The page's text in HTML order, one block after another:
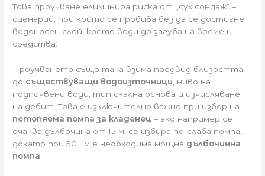
Това проучване елиминира риска от „сух сондаж“ –
сценарий, при който се пробива без да се достигне
водоносен слой, което води до загуба на време и
средства.
Проучването също така взима предвид близостта
до съществуващи водоизточници, ниво на
подпочвени води, тип скална основа и изчисляване
на дебит. Това е изключително важно при избор на
потопяема помпа за кладенец – ако например се
очаква дълбочина от 15 м, се избира по-слаба помпа,
докато при 50+ м е необходима мощна дълбочинна
помпа.